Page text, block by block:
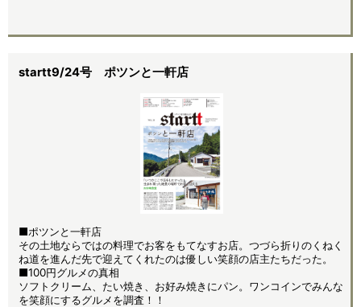
startt9/24号 ポツンと一軒店
■ポツンと一軒店
その土地ならではの料理でお客をもてなすお店。つづら折りのくねく
ね道を進んだ先で迎えてくれたのは優しい笑顔の店主たちだった。
■100円グルメの真相
ソフトクリーム、たい焼き、お好み焼きにパン。ワンコインでみんな
を笑顔にするグルメを調査！！